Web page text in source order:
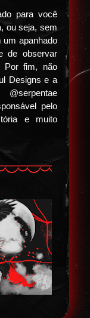
para você
ou seja, sem
um apanhado
de observar
Por fim, não
Designs e a
pelo
e muito